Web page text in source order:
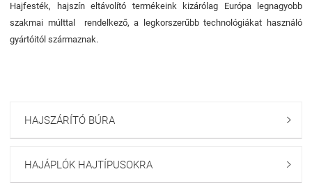
Hajfesték, hajszín eltávolító termékeink kizárólag Európa legnagyobb
szakmai múlttal rendelkező, a legkorszerűbb technológiákat használó
gyártóitól származnak.
HAJSZÁRÍTÓ BÚRA 
HAJÁPLÓK HAJTÍPUSOKRA 